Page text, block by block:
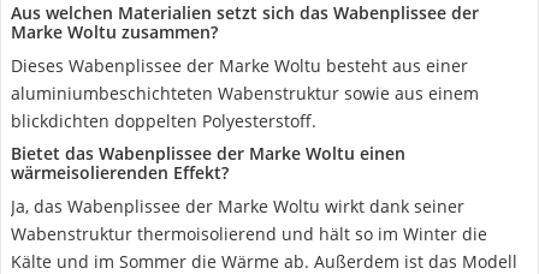
Aus welchen Materialien setzt sich das Wabenplissee der
Marke Woltu zusammen?
Dieses Wabenplissee der Marke Woltu besteht aus einer
aluminiumbeschichteten Wabenstruktur sowie aus einem
blickdichten doppelten Polyesterstoff.
Bietet das Wabenplissee der Marke Woltu einen
wärmeisolierenden Effekt?
Ja, das Wabenplissee der Marke Woltu wirkt dank seiner
Wabenstruktur thermoisolierend und hält so im Winter die
Kälte und im Sommer die Wärme ab. Außerdem ist das Modell